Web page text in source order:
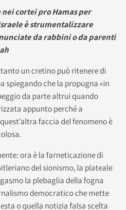
cortei pro Hamas per
è strumentalizzare
da rabbini o da parenti
un cretino può ritenere di
spiegando che la propugna «in
da parte altrui quando
appunto perché a
faccia del fenomeno è
ora è la farneticazione di
del sionismo, la plateale
la plebaglia della fogna
democratico che mette
o quella notizia falsa scelta